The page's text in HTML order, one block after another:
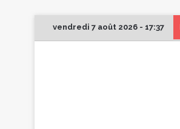
vendredi 7 août 2026 - 17:37